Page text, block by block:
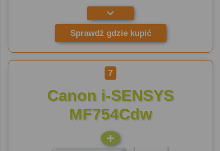
Sprawdź gdzie kupić
7
Canon i-SENSYS
MF754Cdw